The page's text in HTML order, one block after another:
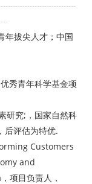
年拔尖人才；中国
秀青年科学基金项
研究;，国家自然科
后评估为特优.
Customers
and
项目负责人，